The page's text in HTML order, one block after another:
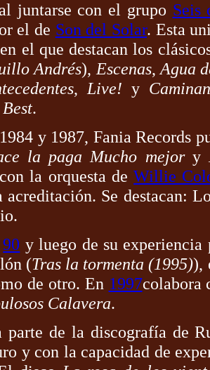
juntarse con el grupo Seis
el de Son del Solar. Esta
el que destacan los
Andrés), Escenas, Agua
, Live! y
.
y 1987, Fania Records
la paga Mucho mejory
la orquesta deWillie
acreditación. Se destacan:
90 y luego de su
(Tras la tormenta (1995)),
de otro. En 1997colabora
Calavera.
de la discografía de
y con la capacidad de